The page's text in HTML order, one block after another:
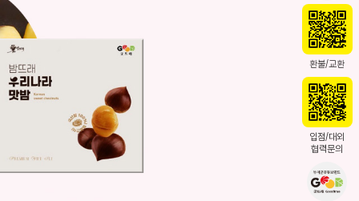
환불/교환
입점/대외
협력문의